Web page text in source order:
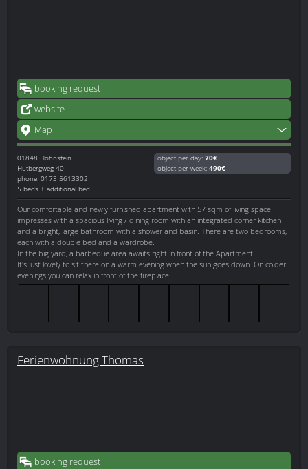
booking request
website
Map
01848 Hohnstein
Hutbergweg 40
phone: 0173 5613302
5 beds + additional bed
object per day: 70€
object per week: 490€
Our comfortable and newly furnished apartment with 57 sqm of living space
impresses with a spacious living / dining room with an integrated corner kitchen
and a bright, large bathroom with a shower and basin. There are two bedrooms,
each with a double bed and a wardrobe.
In the big yard, a barbeque area awaits right in front of the Apartment.
It's just lovely to sit there on a warm evening when the sun goes down. On colder
evenings you can relax in front of the fireplace.
Ferienwohnung Thomas
booking request